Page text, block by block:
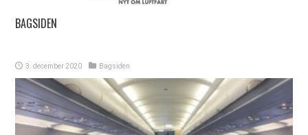
BAGSIDEN
3. december 2020 Bagsiden